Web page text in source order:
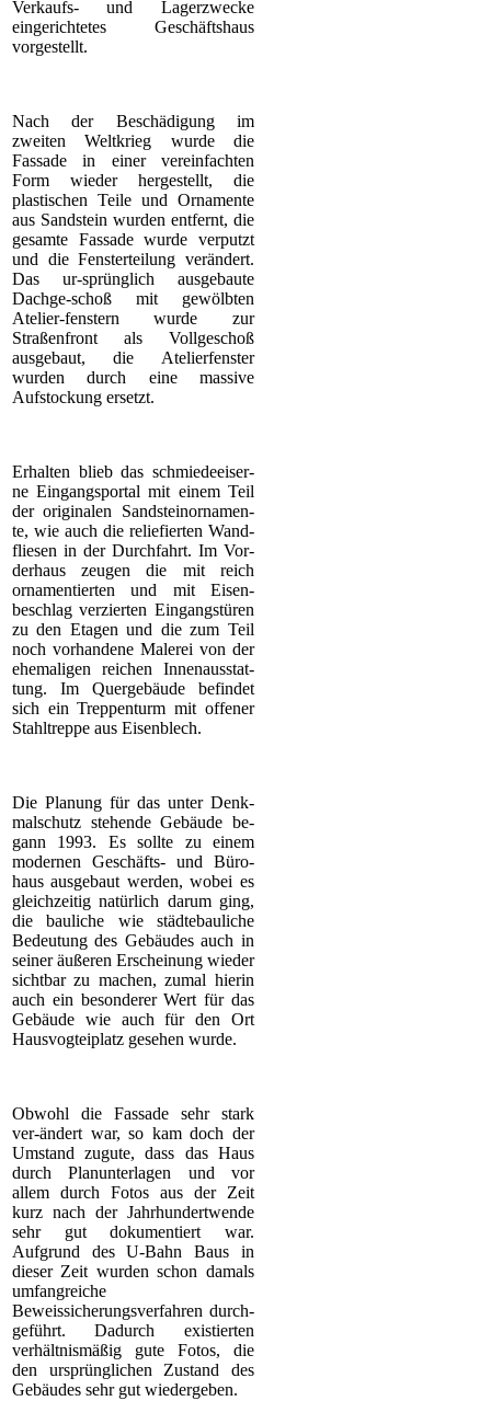
Verkaufs- und Lagerzwecke
eingerichtetes Geschäftshaus
vorgestellt.
Nach der Beschädigung im
zweiten Weltkrieg wurde die
Fassade in einer vereinfachten
Form wieder hergestellt, die
plastischen Teile und Ornamente
aus Sandstein wurden entfernt, die
gesamte Fassade wurde verputzt
und die Fensterteilung verändert.
Das ur-sprünglich ausgebaute
Dachge-schoß mit gewölbten
Atelier-fenstern wurde zur
Straßenfront als Vollgeschoß
ausgebaut, die Atelierfenster
wurden durch eine massive
Aufstockung ersetzt.
Erhalten blieb das schmiedeeiser-
ne Eingangsportal mit einem Teil
der originalen Sandsteinornamen-
te, wie auch die reliefierten Wand-
fliesen in der Durchfahrt. Im Vor-
derhaus zeugen die mit reich
ornamentierten und mit Eisen-
beschlag verzierten Eingangstüren
zu den Etagen und die zum Teil
noch vorhandene Malerei von der
ehemaligen reichen Innenausstat-
tung. Im Quergebäude befindet
sich ein Treppenturm mit offener
Stahltreppe aus Eisenblech.
Die Planung für das unter Denk-
malschutz stehende Gebäude be-
gann 1993. Es sollte zu einem
modernen Geschäfts- und Büro-
haus ausgebaut werden, wobei es
gleichzeitig natürlich darum ging,
die bauliche wie städtebauliche
Bedeutung des Gebäudes auch in
seiner äußeren Erscheinung wieder
sichtbar zu machen, zumal hierin
auch ein besonderer Wert für das
Gebäude wie auch für den Ort
Hausvogteiplatz gesehen wurde.
Obwohl die Fassade sehr stark
ver-ändert war, so kam doch der
Umstand zugute, dass das Haus
durch Planunterlagen und vor
allem durch Fotos aus der Zeit
kurz nach der Jahrhundertwende
sehr gut dokumentiert war.
Aufgrund des U-Bahn Baus in
dieser Zeit wurden schon damals
umfangreiche
Beweissicherungsverfahren durch-
geführt. Dadurch existierten
verhältnismäßig gute Fotos, die
den ursprünglichen Zustand des
Gebäudes sehr gut wiedergeben.